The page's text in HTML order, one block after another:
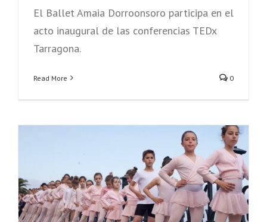
El Ballet Amaia Dorroonsoro participa en el
acto inaugural de las conferencias TEDx
Tarragona.
Read More 0